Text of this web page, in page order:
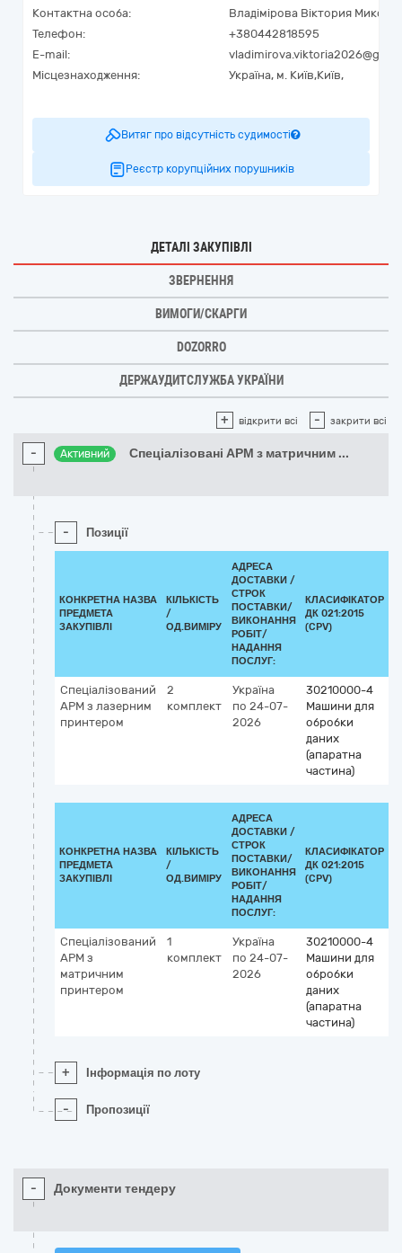
Контактна особа:
Владімірова Віктория
Телефон:
+380442818595
E-mail:
Місцезнаходження:
Україна, м. Київ,Київ,
Витяг про відсутність судимості
Реєстр корупційних порушників
ДЕТАЛІ ЗАКУПІВЛІ
ЗВЕРНЕННЯ
ВИМОГИ/СКАРГИ
DOZORRO
ДЕРЖАУДИТСЛУЖБА УКРАЇНИ
+ відкрити всі - закрити всі
- Активний Спеціалізовані АРМ з матричним ...
- Позиції
КОНКРЕТНА НАЗВА
ПРЕДМЕТА
ЗАКУПІВЛІ
КІЛЬКІСТЬ
/
ОД.ВИМІРУ
АДРЕСА
ДОСТАВКИ /
СТРОК
ПОСТАВКИ/
ВИКОНАННЯ
РОБІТ/
НАДАННЯ
ПОСЛУГ:
КЛАСИФІКАТОР
ДК 021:2015
(CPV)
Спеціалізований
АРМ з лазерним
принтером
2
комплект
Україна
по 24-07-
2026
30210000-4
Машини для
обробки
даних
(апаратна
частина)
КОНКРЕТНА НАЗВА
ПРЕДМЕТА
ЗАКУПІВЛІ
КІЛЬКІСТЬ
/
ОД.ВИМІРУ
АДРЕСА
ДОСТАВКИ /
СТРОК
ПОСТАВКИ/
ВИКОНАННЯ
РОБІТ/
НАДАННЯ
ПОСЛУГ:
КЛАСИФІКАТОР
ДК 021:2015
(CPV)
Спеціалізований
АРМ з
матричним
принтером
1
комплект
Україна
по 24-07-
2026
30210000-4
Машини для
обробки
даних
(апаратна
частина)
+ Інформація по лоту
- Пропозиції
- Документи тендеру